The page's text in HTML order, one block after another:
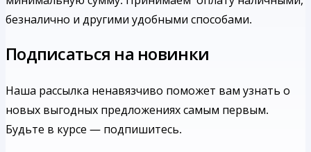
безналично и другими удобными способами.
Подписаться на новинки
Наша рассылка ненавязчиво поможет вам узнать о
новых выгодных предложениях самым первым.
Будьте в курсе — подпишитесь.